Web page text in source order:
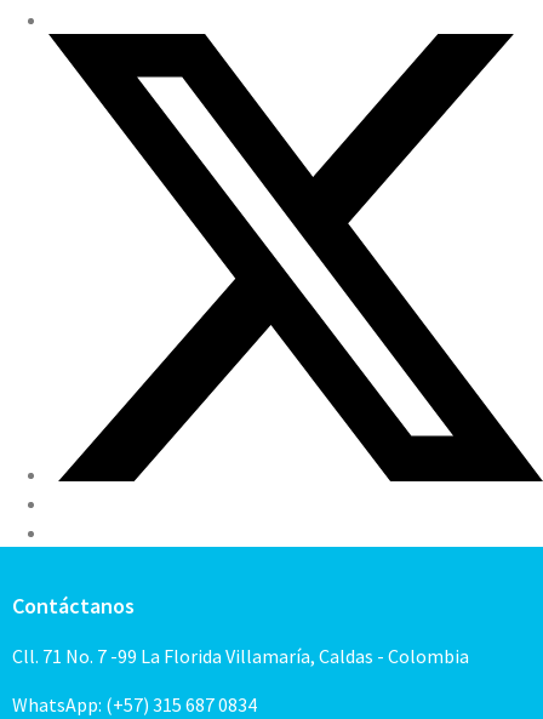
Contáctanos
Cll. 71 No. 7 -99 La Florida Villamaría, Caldas - Colombia
WhatsApp: (+57) 315 687 0834